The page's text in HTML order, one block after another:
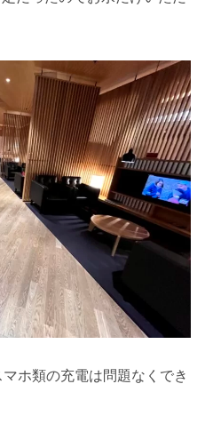
ホ類の充電は問題なくでき